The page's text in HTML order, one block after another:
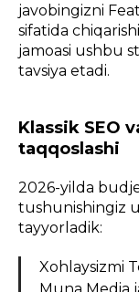
javobingizni
sifatida
jamoasi ushbu
tavsiya etadi.
Klassik SEO
taqqoslashi
2026-yilda
tushunishingiz
tayyorladik:
Xohlaysizmi
Muna Media